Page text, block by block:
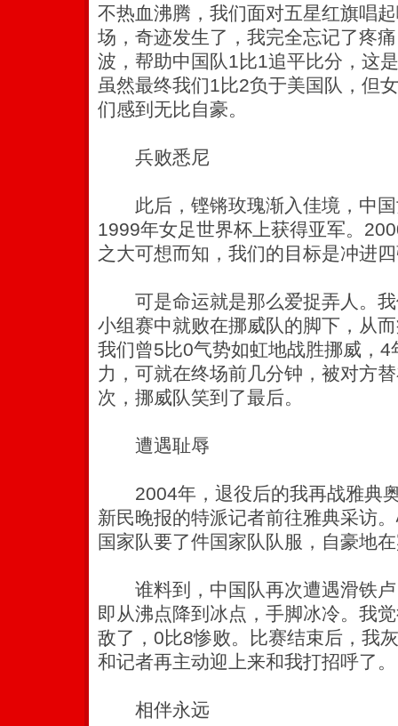
不热血沸腾，我们面对五星红旗唱
场，奇迹发生了，我完全忘记了疼
波，帮助中国队1比1追平比分，这
虽然最终我们1比2负于美国队，但
们感到无比自豪。
兵败悉尼
此后，铿锵玫瑰渐入佳境，中国
1999年女足世界杯上获得亚军。
之大可想而知，我们的目标是冲进
可是命运就是那么爱捉弄人。我
小组赛中就败在挪威队的脚下，从
我们曾5比0气势如虹地战胜挪威，
力，可就在终场前几分钟，被对方
次，挪威队笑到了最后。
遭遇耻辱
2004年，退役后的我再战雅典奥
新民晚报的特派记者前往雅典采访
国家队要了件国家队队服，自豪地
谁料到，中国队再次遭遇滑铁卢
即从沸点降到冰点，手脚冰冷。我
敌了，0比8惨败。比赛结束后，我
和记者再主动迎上来和我打招呼了。
相伴永远